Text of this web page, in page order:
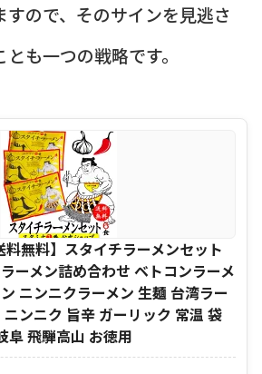
すので、そのサインを見逃さ
も一つの戦略です。
無料】スタイチラーメンセット
ーメン詰め合わせ ベトコンラーメ
ニンニクラーメン 生麺 台湾ラー
ンニク 旨辛 ガーリック 常温 袋
阜 飛騨高山 お徳用